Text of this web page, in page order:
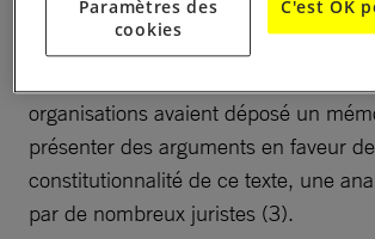
humains et l’environnement.
organisations avaient déposé un
présenter des arguments en faveur
constitutionnalité de ce texte, une
par de nombreux juristes (3).
Paramètres des
cookies
C'est OK